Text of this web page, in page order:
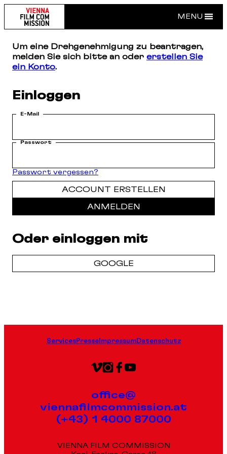
MENU
Um eine Drehgenehmigung zu beantragen,
melden Sie sich bitte an oder erstellen Sie
ein Konto.
Einloggen
E-Mail
Passwort
Passwort vergessen?
ACCOUNT ERSTELLEN
ANMELDEN
Oder einloggen mit
GOOGLE
ServicesPresseImpressumDatenschutz
office@
viennafilmcommission.at
(+43) 1 4000 87000
VIENNA FILM COMMISSION